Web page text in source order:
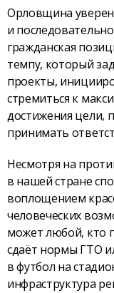
Орловщина
и
гражданская
темпу, который
проекты,
стремиться к
достижения цели,
принимать
Несмотря на
в нашей стране
воплощением
человеческих
может любой, кто
сдаёт нормы ГТО
в футбол на
инфраструктура